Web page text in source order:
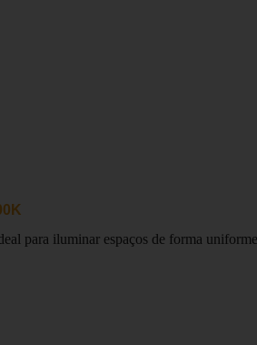
para iluminar espaços de forma